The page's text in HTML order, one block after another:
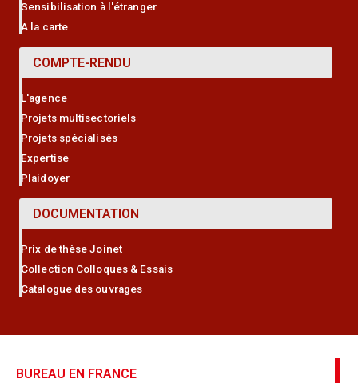
Sensibilisation à l'étranger
A la carte
COMPTE-RENDU
L'agence
Projets multisectoriels
Projets spécialisés
Expertise
Plaidoyer
DOCUMENTATION
Prix de thèse Joinet
Collection Colloques & Essais
Catalogue des ouvrages
BUREAU EN FRANCE